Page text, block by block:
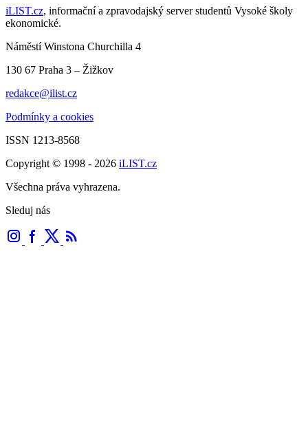
iLIST.cz, informační a zpravodajský server studentů Vysoké školy
ekonomické.
Náměstí Winstona Churchilla 4
130 67 Praha 3 – Žižkov
redakce@ilist.cz
Podmínky a cookies
ISSN 1213-8568
Copyright © 1998 - 2026 iLIST.cz
Všechna práva vyhrazena.
Sleduj nás